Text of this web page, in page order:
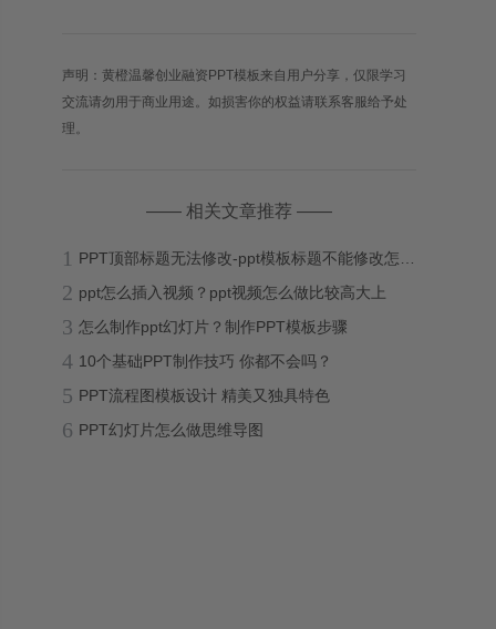
声明：黄橙温馨创业融资PPT模板来自用户分享，仅限学习
交流请勿用于商业用途。如损害你的权益请联系客服给予处
理。
—— 相关文章推荐 ——
1 PPT顶部标题无法修改-ppt模板标题不能修改怎么办？
2 ppt怎么插入视频？ppt视频怎么做比较高大上
3 怎么制作ppt幻灯片？制作PPT模板步骤
4 10个基础PPT制作技巧 你都不会吗？
5 PPT流程图模板设计 精美又独具特色
6 PPT幻灯片怎么做思维导图